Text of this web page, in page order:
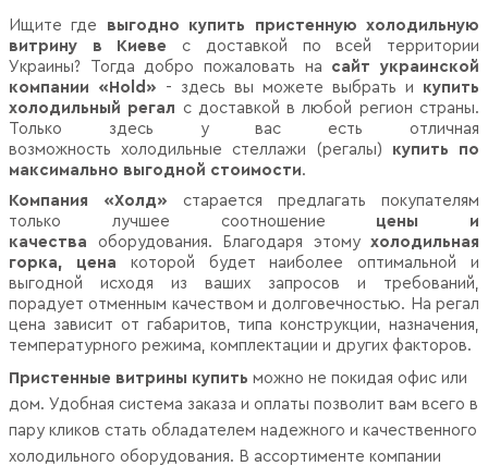
Ищите где выгодно купить пристенную холодильную
витрину в Киеве с доставкой по всей территории
Украины? Тогда добро пожаловать на сайт украинской
компании «Hold» - здесь вы можете выбрать и купить
холодильный регал с доставкой в любой регион страны.
Только здесь у вас есть отличная
возможность холодильные стеллажи (регалы) купить по
максимально выгодной стоимости.
Компания «Холд» старается предлагать покупателям
только лучшее соотношение цены и
качества оборудования. Благодаря этому холодильная
горка, цена которой будет наиболее оптимальной и
выгодной исходя из ваших запросов и требований,
порадует отменным качеством и долговечностью. На регал
цена зависит от габаритов, типа конструкции, назначения,
температурного режима, комплектации и других факторов.
Пристенные витрины купить можно не покидая офис или
дом. Удобная система заказа и оплаты позволит вам всего в
пару кликов стать обладателем надежного и качественного
холодильного оборудования. В ассортименте компании